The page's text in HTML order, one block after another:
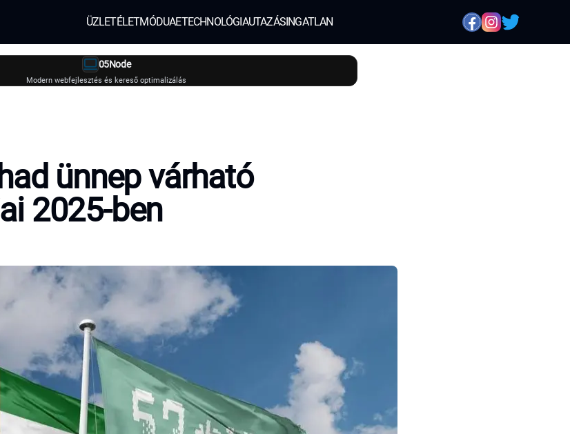
ÜZLETÉLETMÓDUAETECHNOLÓGIAUTAZÁSINGATLAN
05Node
Modern webfejlesztés és kereső optimalizálás
ünnep várható
2025-ben